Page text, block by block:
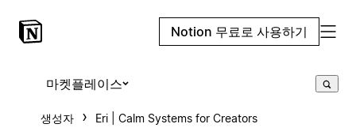
Notion 무료로 사용하기
마켓플레이스
생성자 Eri | Calm Systems for Creators